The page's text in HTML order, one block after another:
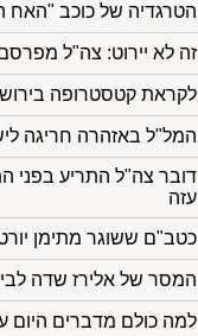
הטרגדיה של כוכב "האח
זה לא יירוט: צה"ל
לקראת קטסטרופה
המל"ל באזהרה חריגה
דובר צה"ל התריע בפני
עזה
כטב"ם ששוגר מתימן
המסר של אלירז שדה
למה כולם מדברים היום